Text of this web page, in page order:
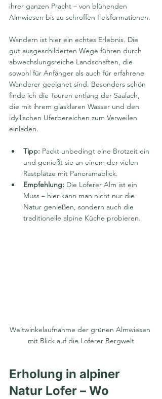
ihrer ganzen Pracht – von blühenden
Almwiesen bis zu schroffen Felsformationen.
Wandern ist hier ein echtes Erlebnis. Die
gut ausgeschilderten Wege führen durch
abwechslungsreiche Landschaften, die
sowohl für Anfänger als auch für erfahrene
Wanderer geeignet sind. Besonders schön
finde ich die Touren entlang der Saalach,
die mit ihrem glasklaren Wasser und den
idyllischen Uferbereichen zum Verweilen
einladen.
Tipp: Packt unbedingt eine Brotzeit ein
und genießt sie an einem der vielen
Rastplätze mit Panoramablick.
Empfehlung: Die Loferer Alm ist ein
Muss – hier kann man nicht nur die
Natur genießen, sondern auch die
traditionelle alpine Küche probieren.
Weitwinkelaufnahme der grünen Almwiesen
mit Blick auf die Loferer Bergwelt
Erholung in alpiner
Natur Lofer – Wo